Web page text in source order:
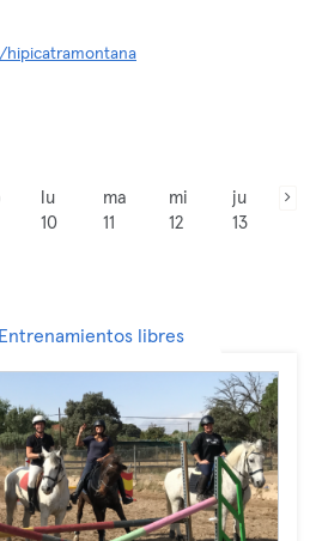
lu
10
ma
11
mi
12
ju
13
Entrenamientos libres